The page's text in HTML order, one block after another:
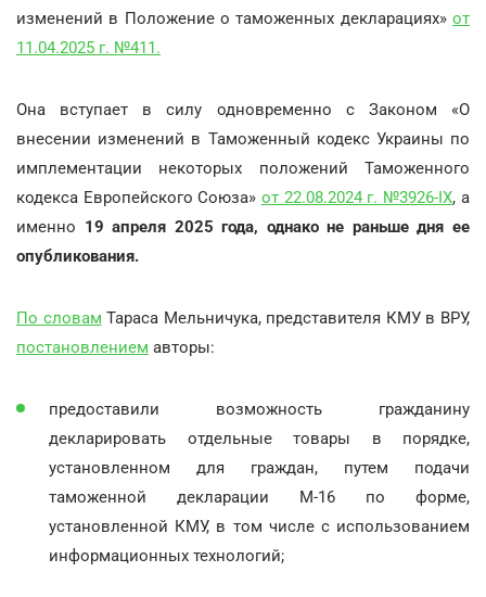
изменений в Положение о таможенных декларациях» от
11.04.2025 г. №411.
Она вступает в силу одновременно с Законом «О
внесении изменений в Таможенный кодекс Украины по
имплементации некоторых положений Таможенного
кодекса Европейского Союза» от 22.08.2024 г. №3926-IX, а
именно 19 апреля 2025 года, однако не раньше дня ее
опубликования.
По словам Тараса Мельничука, представителя КМУ в ВРУ,
постановлением авторы:
предоставили возможность гражданину
декларировать отдельные товары в порядке,
установленном для граждан, путем подачи
таможенной декларации М-16 по форме,
установленной КМУ, в том числе с использованием
информационных технологий;